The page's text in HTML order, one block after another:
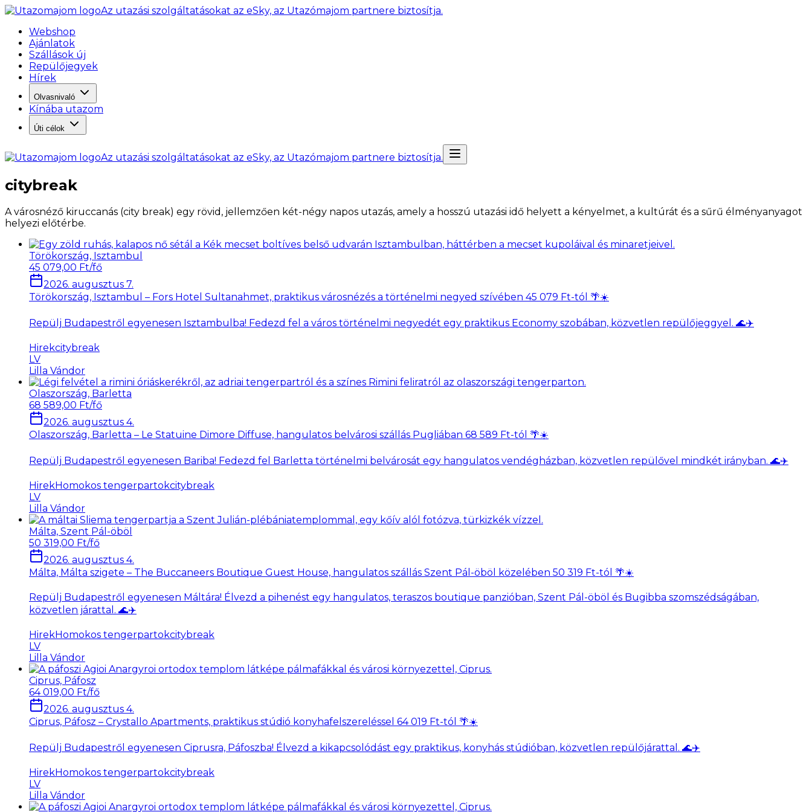
Az utazási szolgáltatásokat az eSky, az Utazómajom partnere biztosítja.
Webshop
Ajánlatok
Szállások új
Repülőjegyek
Hírek
Olvasnivaló
Kínába utazom
Úti célok
Az utazási szolgáltatásokat az eSky, az Utazómajom partnere biztosítja.
citybreak
A városnéző kiruccanás (city break) egy rövid, jellemzően két-négy napos utazás, amely a hosszú utazási idő helyett a kényelmet, a kultúrát és a sűrű élményanyagot
helyezi előtérbe.
Törökország, Isztambul
45 079,00 Ft/fő
2026. augusztus 7.
Törökország, Isztambul – Fors Hotel Sultanahmet, praktikus városnézés a történelmi negyed szívében 45 079 Ft-tól 🌴☀️
Repülj Budapestről egyenesen Isztambulba! Fedezd fel a város történelmi negyedét egy praktikus Economy szobában, közvetlen repülőjeggyel. 🌊✈️
Hirekcitybreak
LV
Lilla Vándor
Olaszország, Barletta
68 589,00 Ft/fő
2026. augusztus 4.
Olaszország, Barletta – Le Statuine Dimore Diffuse, hangulatos belvárosi szállás Pugliában 68 589 Ft-tól 🌴☀️
Repülj Budapestről egyenesen Bariba! Fedezd fel Barletta történelmi belvárosát egy hangulatos vendégházban, közvetlen repülővel mindkét irányban. 🌊✈️
HirekHomokos tengerpartokcitybreak
LV
Lilla Vándor
Málta, Szent Pál-öböl
50 319,00 Ft/fő
2026. augusztus 4.
Málta, Málta szigete – The Buccaneers Boutique Guest House, hangulatos szállás Szent Pál-öböl közelében 50 319 Ft-tól 🌴☀️
Repülj Budapestről egyenesen Máltára! Élvezd a pihenést egy hangulatos, teraszos boutique panzióban, Szent Pál-öböl és Bugibba szomszédságában,
közvetlen járattal. 🌊✈️
HirekHomokos tengerpartokcitybreak
LV
Lilla Vándor
Ciprus, Páfosz
64 019,00 Ft/fő
2026. augusztus 4.
Ciprus, Páfosz – Crystallo Apartments, praktikus stúdió konyhafelszereléssel 64 019 Ft-tól 🌴☀️
Repülj Budapestről egyenesen Ciprusra, Páfoszba! Élvezd a kikapcsolódást egy praktikus, konyhás stúdióban, közvetlen repülőjárattal. 🌊✈️
HirekHomokos tengerpartokcitybreak
LV
Lilla Vándor